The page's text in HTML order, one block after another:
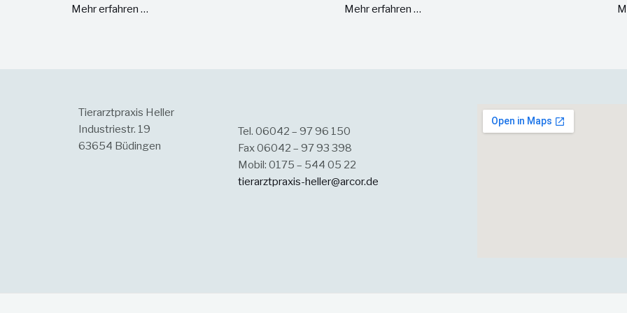
Mehr erfahren …
Mehr erfahren …
Tierarztpraxis Heller
Industriestr. 19
63654 Büdingen
Tel. 06042 – 97 96 150
Fax 06042 – 97 93 398
Mobil: 0175 – 544 05 22
tierarztpraxis-heller@arcor.de